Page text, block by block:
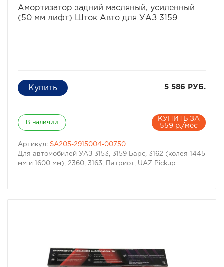
через сеть дистрибьюторов компании ARBпо всему
миру.
Амортизатор задний масляный, усиленный
(50 мм лифт) Шток Авто для УАЗ 3159
5 586 РУБ.
В наличии
КУПИТЬ ЗА
559 р./мес
Артикул: SA205-2915004-00750
Для автомобилей УАЗ 3153, 3159 Барс, 3162 (колея 1445
мм и 1600 мм), 2360, 3163, Патриот, UAZ Pickup